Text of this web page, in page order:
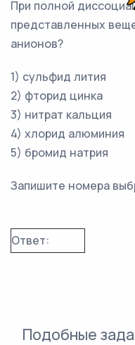
При полной
представленных
анионов?
1) сульфид лития
2) фторид цинка
3) нитрат кальция
4) хлорид алюминия
5) бромид натрия
Запишите номера
Ответ:
Подобные